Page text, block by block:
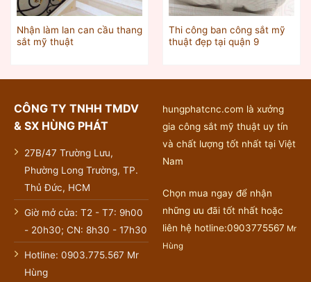
Nhận làm lan can cầu thang
sắt mỹ thuật
Thi công ban công sắt mỹ
thuật đẹp tại quận 9
CÔNG TY TNHH TMDV
& SX HÙNG PHÁT
27B/47 Trường Lưu,
Phường Long Trường, TP.
Thủ Đức, HCM
Giờ mở cửa: T2 - T7: 9h00
- 20h30; CN: 8h30 - 17h30
Hotline: 0903.775.567 Mr
Hùng
hungphatcnc.com là xưởng
gia công sắt mỹ thuật uy tín
và chất lượng tốt nhất tại Việt
Nam
Chọn mua ngay để nhận
những ưu đãi tốt nhất hoặc
liên hệ hotline:0903775567 Mr
Hùng